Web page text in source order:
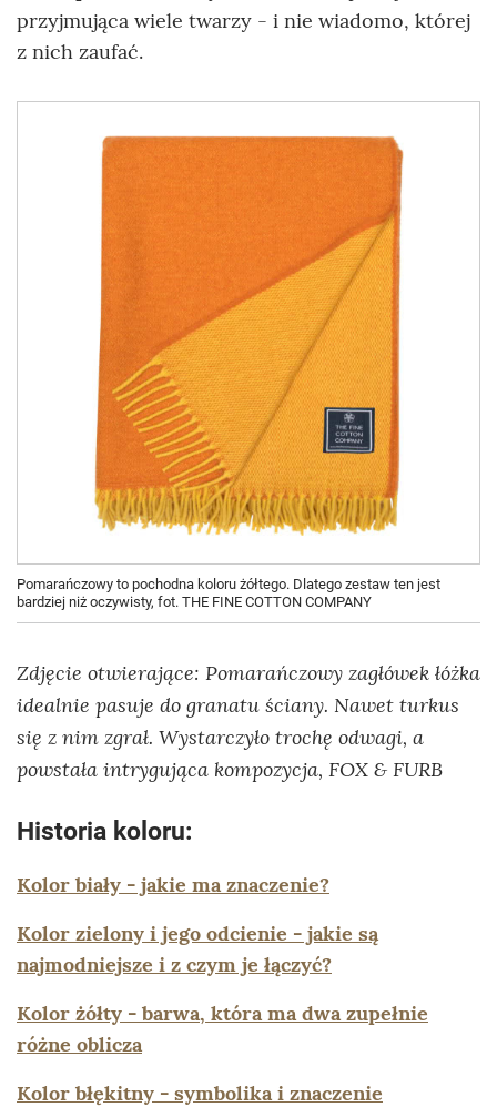
przyjmująca wiele twarzy - i nie wiadomo, której
z nich zaufać.
Pomarańczowy to pochodna koloru żółtego. Dlatego zestaw ten jest
bardziej niż oczywisty, fot. THE FINE COTTON COMPANY
Zdjęcie otwierające: Pomarańczowy zagłówek łóżka
idealnie pasuje do granatu ściany. Nawet turkus
się z nim zgrał. Wystarczyło trochę odwagi, a
powstała intrygująca kompozycja, FOX & FURB
Historia koloru:
Kolor biały - jakie ma znaczenie?
Kolor zielony i jego odcienie - jakie są
najmodniejsze i z czym je łączyć?
Kolor żółty - barwa, która ma dwa zupełnie
różne oblicza
Kolor błękitny - symbolika i znaczenie